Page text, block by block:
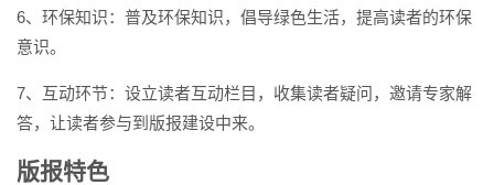
6、环保知识：普及环保知识，倡导绿色生活，提高读者的环保
意识。
7、互动环节：设立读者互动栏目，收集读者疑问，邀请专家解
答，让读者参与到版报建设中来。
版报特色